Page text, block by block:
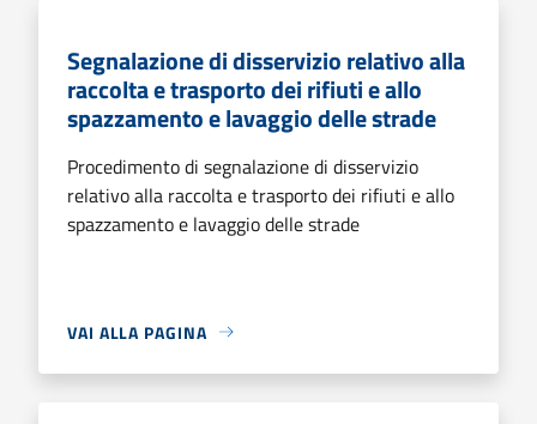
Segnalazione di disservizio relativo alla
raccolta e trasporto dei rifiuti e allo
spazzamento e lavaggio delle strade
Procedimento di segnalazione di disservizio
relativo alla raccolta e trasporto dei rifiuti e allo
spazzamento e lavaggio delle strade
VAI ALLA PAGINA